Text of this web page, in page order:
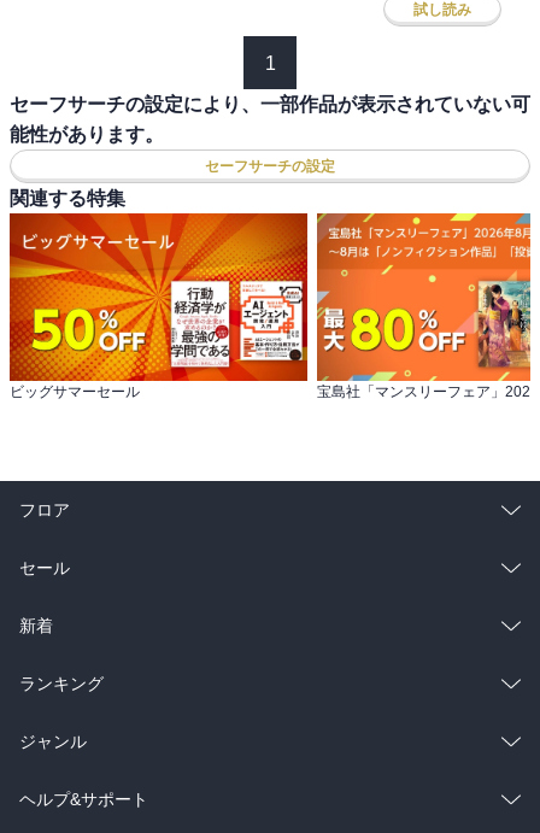
試し読み
1
セーフサーチの設定により、一部作品が表示されていない可
能性があります。
セーフサーチの設定
関連する特集
ビッグサマーセール
フロア
総合
ラノベ
雑誌・グラビア
BL・TL
セール
総合
ラノベ
雑誌・グラビア
BL・TL
新着
総合
ラノベ
雑誌・グラビア
ランキング
総合
ラノベ
ジャンル
コミック
ヘルプ&サポート